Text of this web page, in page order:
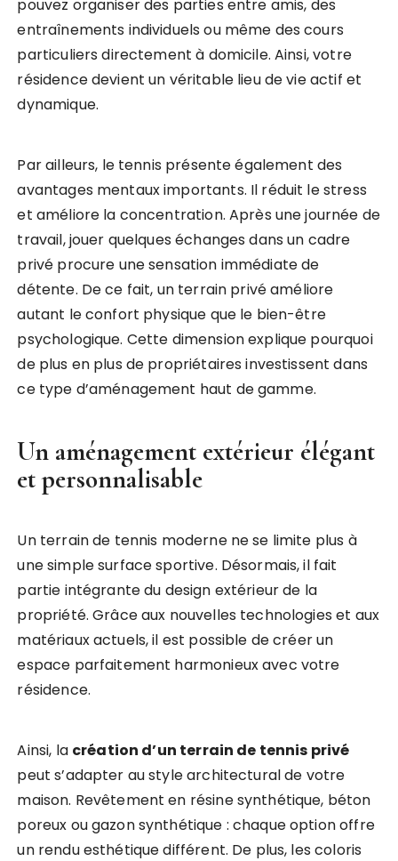
pouvez organiser des parties entre amis, des
entraînements individuels ou même des cours
particuliers directement à domicile. Ainsi, votre
résidence devient un véritable lieu de vie actif et
dynamique.
Par ailleurs, le tennis présente également des
avantages mentaux importants. Il réduit le stress
et améliore la concentration. Après une journée de
travail, jouer quelques échanges dans un cadre
privé procure une sensation immédiate de
détente. De ce fait, un terrain privé améliore
autant le confort physique que le bien-être
psychologique. Cette dimension explique pourquoi
de plus en plus de propriétaires investissent dans
ce type d’aménagement haut de gamme.
Un aménagement extérieur élégant
et personnalisable
Un terrain de tennis moderne ne se limite plus à
une simple surface sportive. Désormais, il fait
partie intégrante du design extérieur de la
propriété. Grâce aux nouvelles technologies et aux
matériaux actuels, il est possible de créer un
espace parfaitement harmonieux avec votre
résidence.
Ainsi, la création d’un terrain de tennis privé
peut s’adapter au style architectural de votre
maison. Revêtement en résine synthétique, béton
poreux ou gazon synthétique : chaque option offre
un rendu esthétique différent. De plus, les coloris